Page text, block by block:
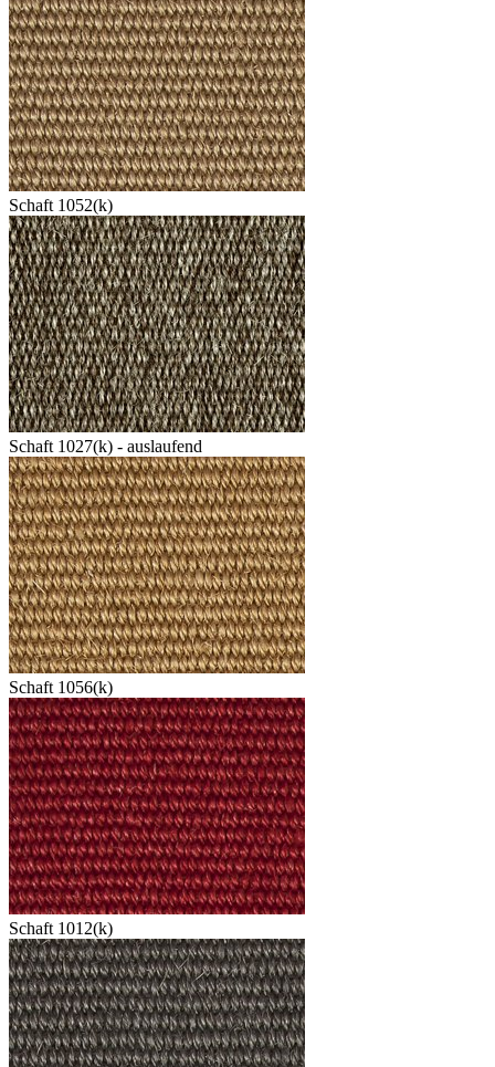
Schaft 1052(k)
Schaft 1027(k) - auslaufend
Schaft 1056(k)
Schaft 1012(k)